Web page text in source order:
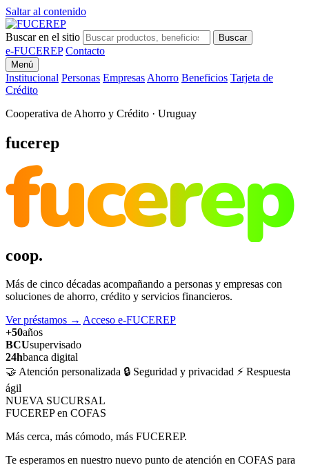
Saltar al contenido
Buscar en el sitio Buscar
e-FUCEREP Contacto
Menú
Institucional Personas Empresas Ahorro Beneficios Tarjeta de
Crédito
Cooperativa de Ahorro y Crédito · Uruguay
fucerep
fucerep
coop.
Más de cinco décadas acompañando a personas y empresas con
soluciones de ahorro, crédito y servicios financieros.
Ver préstamos → Acceso e-FUCEREP
+50años
BCUsupervisado
24hbanca digital
🤝 Atención personalizada 🔒 Seguridad y privacidad ⚡ Respuesta
ágil
NUEVA SUCURSAL
FUCEREP en COFAS
Más cerca, más cómodo, más FUCEREP.
Te esperamos en nuestro nuevo punto de atención en COFAS para